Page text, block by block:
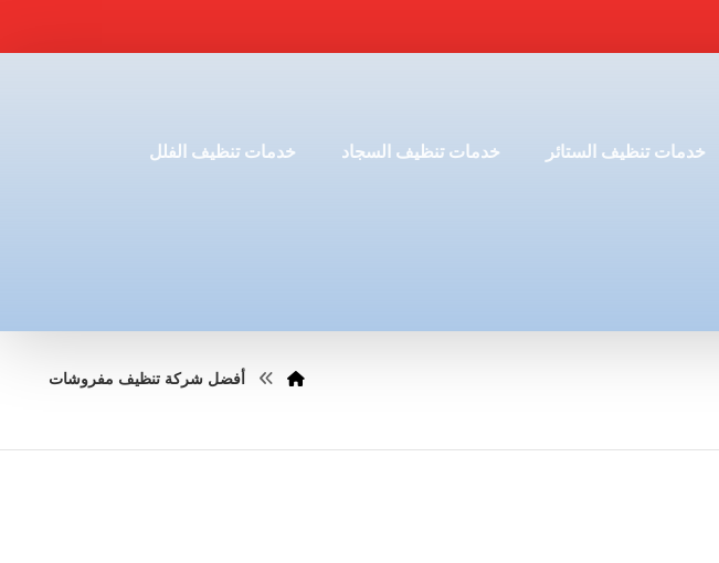
خدمات تنظيف الستائر خدمات تنظيف السجاد خدمات تنظيف الفلل
أفضل شركة تنظيف مفروشات